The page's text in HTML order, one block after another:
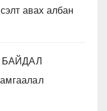
авах албан